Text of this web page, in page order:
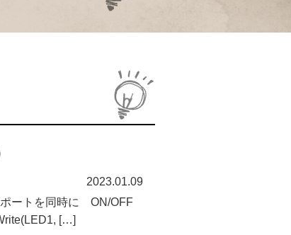
2023.01.09
ポートを同時に ON/OFF
[…]